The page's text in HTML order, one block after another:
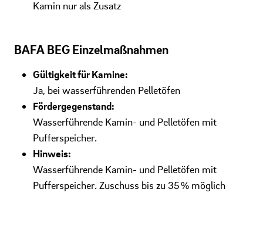
Kamin nur als Zusatz
BAFA BEG Einzelmaßnahmen
Gültigkeit für Kamine:
Ja, bei wasserführenden Pelletöfen
Fördergegenstand:
Wasserführende Kamin- und Pelletöfen mit
Pufferspeicher.
Hinweis:
Wasserführende Kamin- und Pelletöfen mit
Pufferspeicher. Zuschuss bis zu 35 % möglich